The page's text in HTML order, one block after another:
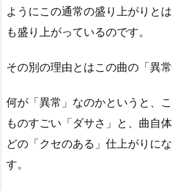
ようにこの通常の盛り上がりと
も盛り上がっているのです。
その別の理由とはこの曲の「異
何が「異常」なのかというと、
ものすごい「ダサさ」と、曲自
どの「クセのある」仕上がりに
す。